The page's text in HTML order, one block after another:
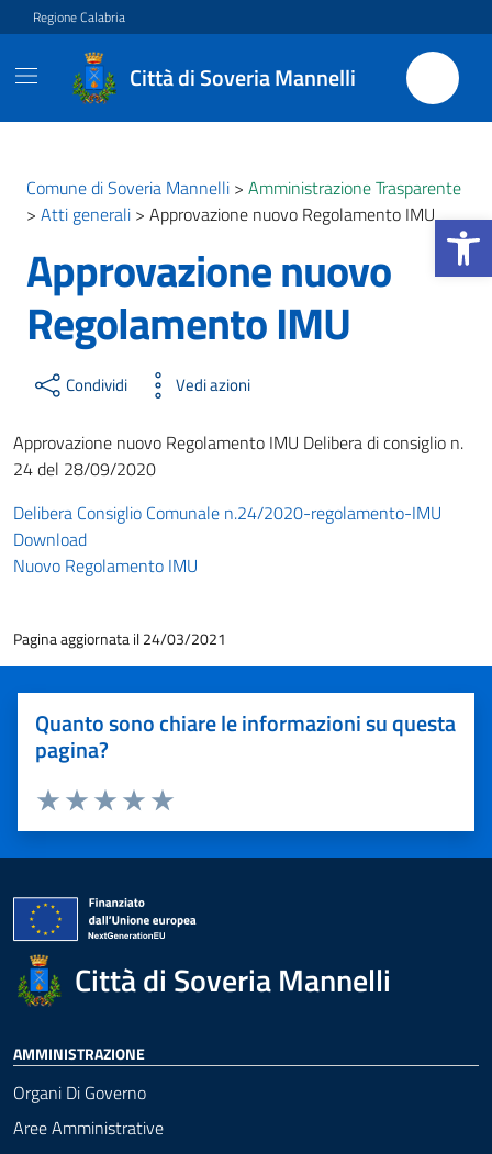
Apri la
Vai ai contenuti
Vai al footer
Regione Calabria
Città di Soveria Mannelli
Comune di Soveria Mannelli > Amministrazione Trasparente
> Atti generali > Approvazione nuovo Regolamento IMU
Approvazione nuovo
Regolamento IMU
Condividi Vedi azioni
Approvazione nuovo Regolamento IMU Delibera di consiglio n.
24 del 28/09/2020
Delibera Consiglio Comunale n.24/2020-regolamento-IMU
Download
Nuovo Regolamento IMU
Pagina aggiornata il 24/03/2021
Quanto sono chiare le informazioni su questa
pagina?
Valuta 5 stelle su 5
Valuta 4 stelle su 5
Valuta 3 stelle su 5
Valuta 2 stelle su 5
Valuta 1 stelle su 5
Città di Soveria Mannelli
AMMINISTRAZIONE
Organi Di Governo
Aree Amministrative